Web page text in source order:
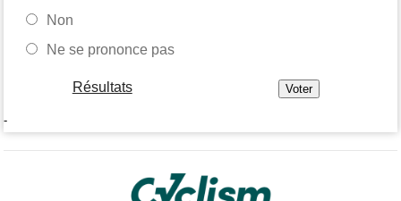
Non
Ne se prononce pas
Résultats
-